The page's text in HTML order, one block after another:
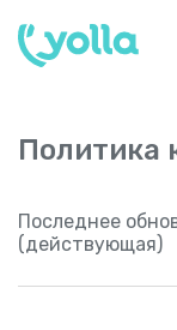
Политика
Последнее
(действующая)